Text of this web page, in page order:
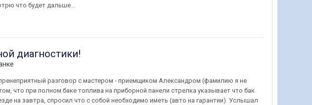
что будет дальше...
диагностики!
разговор с мастером - приемщиком Александром (фамилию я не
что при полном баке топлива на приборной панели стрелка указывает что бак
на завтра, спросил что с собой необходимо иметь (авто на гарантии). Услышал